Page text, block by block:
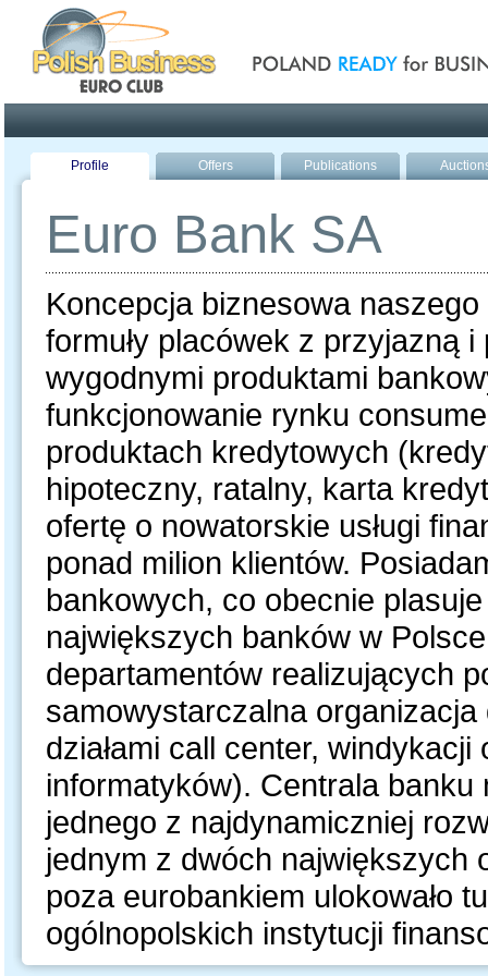
Profile Offers Publications
Euro Bank SA
Koncepcja biznesowa
formuły placówek z przyjazną
wygodnymi produktami
funkcjonowanie rynku
produktach kredytowych
hipoteczny, ratalny, karta
ofertę o nowatorskie usługi
ponad milion klientów.
bankowych, co obecnie
największych banków w
departamentów realizujących
samowystarczalna
działami call center,
informatyków). Centrala banku
jednego z najdynamiczniej
jednym z dwóch największych
poza eurobankiem ulokowało
ogólnopolskich instytucji